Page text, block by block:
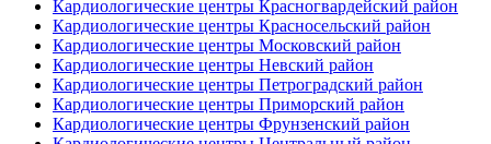
Кардиологические центры Красногвардейский район
Кардиологические центры Красносельский район
Кардиологические центры Московский район
Кардиологические центры Невский район
Кардиологические центры Петроградский район
Кардиологические центры Приморский район
Кардиологические центры Фрунзенский район